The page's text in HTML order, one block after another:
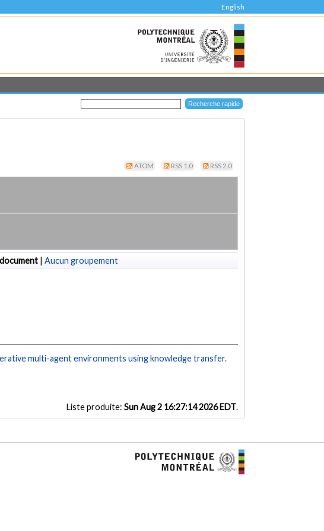
English
ATOM RSS 1.0 RSS 2.0
| Aucun groupement
multi-agent environments using knowledge transfer.
Liste produite: Sun Aug 2 16:27:14 2026 EDT.